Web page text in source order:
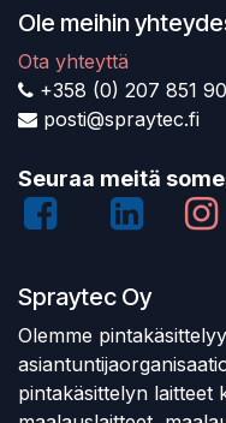
Ole meihin
Ota yhteyttä
+358 (0) 207 851
posti@spraytec.fi
Seuraa meitä
Spraytec Oy
Olemme
pintakäsittelyn laitteet